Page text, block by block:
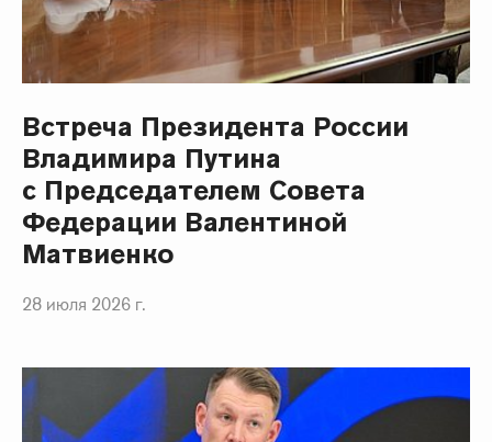
Встреча Президента России
Владимира Путина
с Председателем Совета
Федерации Валентиной
Матвиенко
28 июля 2026 г.